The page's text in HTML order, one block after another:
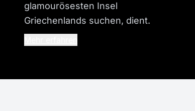
glamourösesten Insel
Griechenlands suchen, dient.